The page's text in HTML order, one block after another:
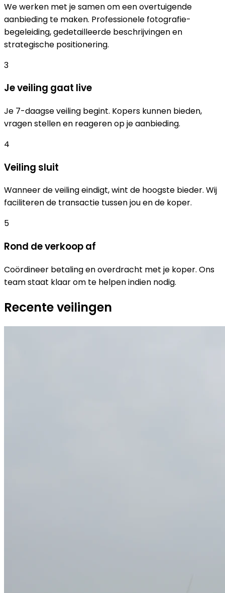
We werken met je samen om een overtuigende
aanbieding te maken. Professionele fotografie-
begeleiding, gedetailleerde beschrijvingen en
strategische positionering.
3
Je veiling gaat live
Je 7-daagse veiling begint. Kopers kunnen bieden,
vragen stellen en reageren op je aanbieding.
4
Veiling sluit
Wanneer de veiling eindigt, wint de hoogste bieder. Wij
faciliteren de transactie tussen jou en de koper.
5
Rond de verkoop af
Coördineer betaling en overdracht met je koper. Ons
team staat klaar om te helpen indien nodig.
Recente veilingen